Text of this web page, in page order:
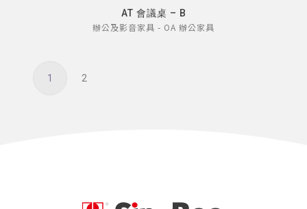
AT 會議桌 – B
辦公及影音家具 - OA 辦公家具
1 2